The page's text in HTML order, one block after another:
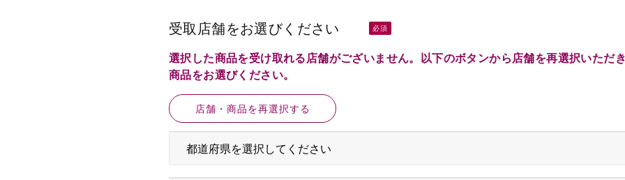
受取店舗をお選びください
選択した商品を受け取れる店舗がございません。以下のボタンから店舗を再選択いただ
商品をお選びください。
店舗・商品を再選択する